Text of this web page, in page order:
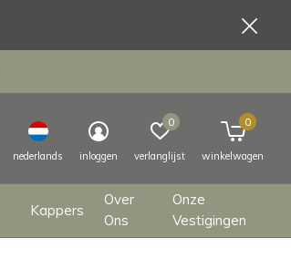
Kappers
Over
Ons
Onze
Vestigingen
nederlands inloggen verlanglijst
0
winkelwagen
0